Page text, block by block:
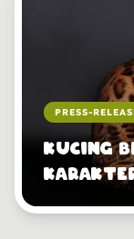
PRESS-
Kucing